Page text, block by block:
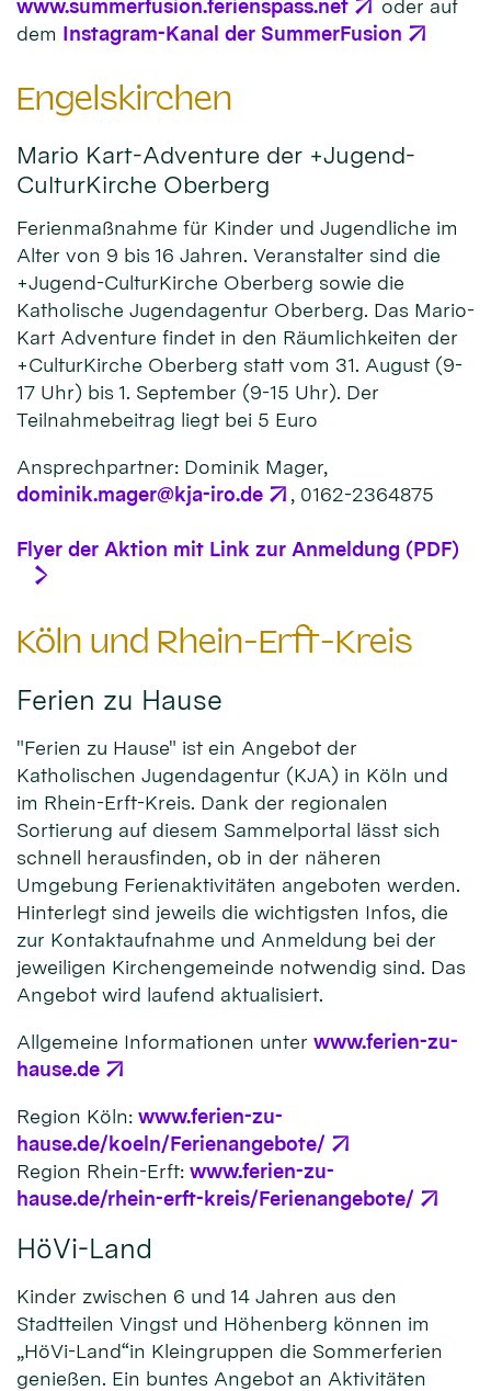
www.summerfusion.ferienspass.net
oder auf
dem Instagram-Kanal der SummerFusion
Engelskirchen
Mario Kart-Adventure der +Jugend-
CulturKirche Oberberg
Ferienmaßnahme für Kinder und Jugendliche im
Alter von 9 bis 16 Jahren. Veranstalter sind die
+Jugend-CulturKirche Oberberg sowie die
Katholische Jugendagentur Oberberg. Das Mario-
Kart Adventure findet in den Räumlichkeiten der
+CulturKirche Oberberg statt vom 31. August (9-
17 Uhr) bis 1. September (9-15 Uhr). Der
Teilnahmebeitrag liegt bei 5 Euro
Ansprechpartner: Dominik Mager,
dominik.mager@kja-iro.de
, 0162-2364875
Flyer der Aktion mit Link zur Anmeldung (PDF)
Köln und Rhein-Erft-Kreis
Ferien zu Hause
"Ferien zu Hause" ist ein Angebot der
Katholischen Jugendagentur (KJA) in Köln und
im Rhein-Erft-Kreis. Dank der regionalen
Sortierung auf diesem Sammelportal lässt sich
schnell herausfinden, ob in der näheren
Umgebung Ferienaktivitäten angeboten werden.
Hinterlegt sind jeweils die wichtigsten Infos, die
zur Kontaktaufnahme und Anmeldung bei der
jeweiligen Kirchengemeinde notwendig sind. Das
Angebot wird laufend aktualisiert.
Allgemeine Informationen unter www.ferien-zu-
hause.de
Region Köln: www.ferien-zu-
hause.de/koeln/Ferienangebote/
Region Rhein-Erft: www.ferien-zu-
hause.de/rhein-erft-kreis/Ferienangebote/
HöVi-Land
Kinder zwischen 6 und 14 Jahren aus den
Stadtteilen Vingst und Höhenberg können im
„HöVi-Land“in Kleingruppen die Sommerferien
genießen. Ein buntes Angebot an Aktivitäten